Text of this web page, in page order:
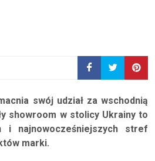
swój udział za wschodnią
showroom w stolicy Ukrainy to
i najnowocześniejszych stref
marki.